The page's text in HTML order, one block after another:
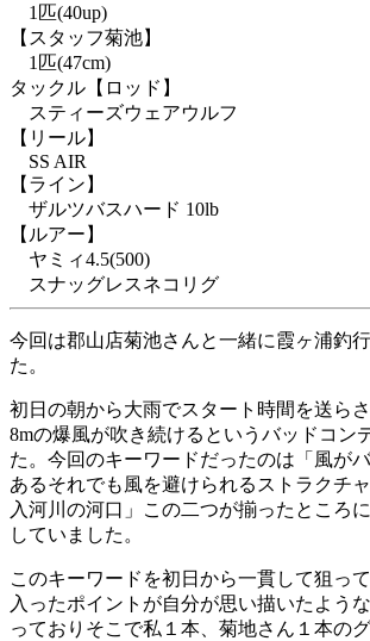
1匹(40up)
【スタッフ菊池】
1匹(47cm)
タックル 【ロッド】
スティーズウェアウルフ
【リール】
SS AIR
【ライン】
ザルツバスハード 10lb
【ルアー】
ヤミィ4.5(500)
スナッグレスネコリグ
今回は郡山店菊池さんと一緒に霞ヶ浦釣
た。
初日の朝から大雨でスタート時間を送ら
8mの爆風が吹き続けるというバッドコン
た。今回のキーワードだったのは「風が
あるそれでも風を避けられるストラクチ
入河川の河口」この二つが揃ったところ
していました。
このキーワードを初日から一貫して狙っ
入ったポイントが自分が思い描いたよう
っておりそこで私１本、菊地さん１本の